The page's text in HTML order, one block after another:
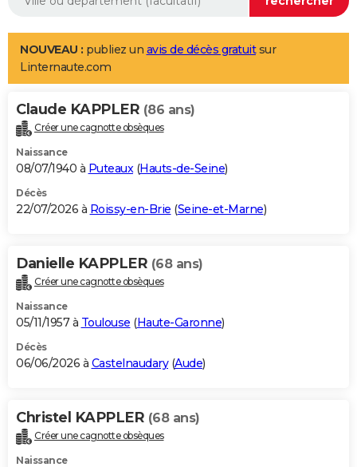
Aménagement intérieur
LIFESTYLE
Art de vivre
Bien-être
Loisirs
Mode
Modes de vie
Alimentation
Guide de la santé
Maladies
Médicaments
Sommeil
VOYAGE
Destinations
City break
Voyage nature
Voyage de noces
Forum
Climat
+PHOTO
GUIDES D'ACHAT
BONS PLANS
Carte de Noël
Carte Bonne année
Carte Saint-Valentin
Carte Pâques
Carte d'anniversaire
DICTIONNAIRE
Dictionnaire
Biographies
Citations
Expressions
Proverbes
PROGRAMME TV
S'inscrire
Se connecter
Lycées
Collèges
Primaires
Universités
Entreprises
Service militaire
Avis de recherche
AVIS DE DÉCÈS
Bricolage
Lifestyle
Culture
Sport
Auto
Television
Voyage
Cinema
NOUVEAU : publiez un avis de décès gratuitsur
Linternaute.com
Claude KAPPLER (86 ans)
Créer une cagnotte obsèques
Naissance
08/07/1940 à Puteaux(Hauts-de-Seine)
Décès
22/07/2026 à Roissy-en-Brie (Seine-et-Marne)
Danielle KAPPLER (68 ans)
Créer une cagnotte obsèques
Naissance
05/11/1957 à Toulouse (Haute-Garonne)
Décès
06/06/2026 à Castelnaudary(Aude)
Christel KAPPLER (68 ans)
Créer une cagnotte obsèques
Naissance